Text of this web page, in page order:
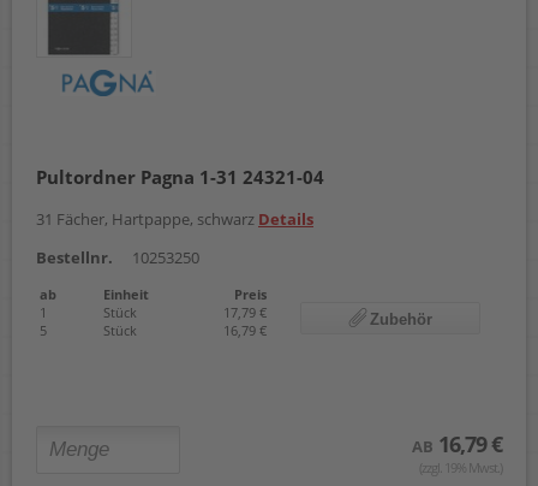
Pultordner Pagna 1-31 24321-04
31 Fächer, Hartpappe, schwarz Details
Bestellnr.
10253250
ab Einheit
Preis
1
Stück
17,79 €
5
Stück 16,79 €
Zubehör
AB 16,79 €
(zzgl. 19% Mwst.)